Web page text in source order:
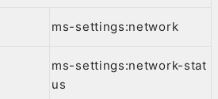
ms-settings:network
ms-settings:network-stat
us